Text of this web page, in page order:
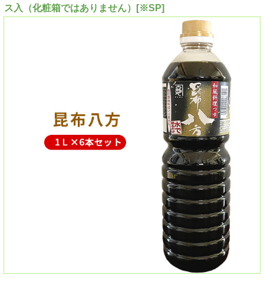
ス入（化粧箱ではありません）[※SP]